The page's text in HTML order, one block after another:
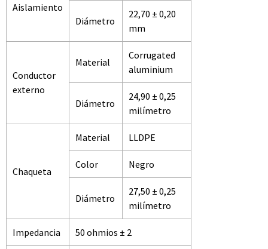
Aislamiento
Diámetro
22,70 ± 0,20
mm
Conductor
externo
Material
Corrugated
aluminium
Diámetro
24,90 ± 0,25
milímetro
Chaqueta
Material LLDPE
Color Negro
Diámetro
27,50 ± 0,25
milímetro
Impedancia 50 ohmios ± 2